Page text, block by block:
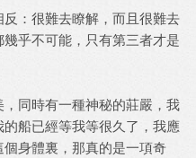
：很難去瞭解，而且很難去
乎不可能，只有第三者才是
同時有一種神秘的莊嚴，我
船已經等我等很久了，我應
身體裏，那真的是一項奇